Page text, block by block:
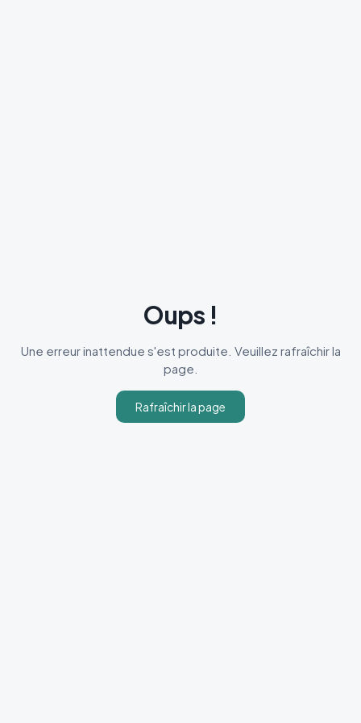
Oups !
Une erreur inattendue s'est produite. Veuillez rafraîchir la
page.
Rafraîchir la page